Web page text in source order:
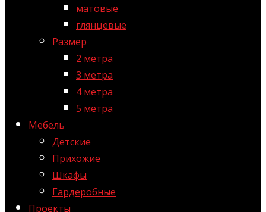
матовые
глянцевые
Размер
2 метра
3 метра
4 метра
5 метра
Мебель
Детские
Прихожие
Шкафы
Гардеробные
Проекты